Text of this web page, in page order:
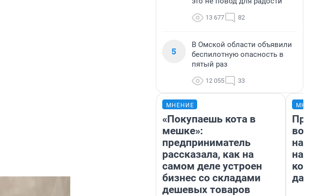
13 677 82
5
В Омской области объявили
беспилотную опасность в
пятый раз
12 055 33
МНЕНИЕ
«Покупаешь кота в
мешке»:
предприниматель
рассказала, как на
самом деле устроен
бизнес со складами
дешевых товаров
нам
даже